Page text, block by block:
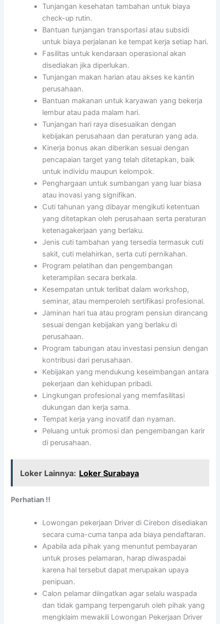
Tunjangan kesehatan tambahan untuk biaya
check-up rutin.
Bantuan tunjangan transportasi atau subsidi
untuk biaya perjalanan ke tempat kerja setiap hari.
Fasilitas untuk kendaraan operasional akan
disediakan jika diperlukan.
Tunjangan makan harian atau akses ke kantin
perusahaan.
Bantuan makanan untuk karyawan yang bekerja
lembur atau pada malam hari.
Tunjangan hari raya disesuaikan dengan
kebijakan perusahaan dan peraturan yang ada.
Kinerja bonus akan diberikan sesuai dengan
pencapaian target yang telah ditetapkan, baik
untuk individu maupun kelompok.
Penghargaan untuk sumbangan yang luar biasa
atau inovasi yang signifikan.
Cuti tahunan yang dibayar mengikuti ketentuan
yang ditetapkan oleh perusahaan serta peraturan
ketenagakerjaan yang berlaku.
Jenis cuti tambahan yang tersedia termasuk cuti
sakit, cuti melahirkan, serta cuti pernikahan.
Program pelatihan dan pengembangan
keterampilan secara berkala.
Kesempatan untuk terlibat dalam workshop,
seminar, atau memperoleh sertifikasi profesional.
Jaminan hari tua atau program pensiun dirancang
sesuai dengan kebijakan yang berlaku di
perusahaan.
Program tabungan atau investasi pensiun dengan
kontribusi dari perusahaan.
Kebijakan yang mendukung keseimbangan antara
pekerjaan dan kehidupan pribadi.
Lingkungan profesional yang memfasilitasi
dukungan dan kerja sama.
Tempat kerja yang inovatif dan nyaman.
Peluang untuk promosi dan pengembangan karir
di perusahaan.
Loker Lainnya: Loker Surabaya
Perhatian !!
Lowongan pekerjaan Driver di Cirebon disediakan
secara cuma-cuma tanpa ada biaya pendaftaran.
Apabila ada pihak yang menuntut pembayaran
untuk proses pelamaran, harap diwaspadai
karena hal tersebut dapat merupakan upaya
penipuan.
Calon pelamar diingatkan agar selalu waspada
dan tidak gampang terpengaruh oleh pihak yang
mengklaim mewakili Lowongan Pekerjaan Driver